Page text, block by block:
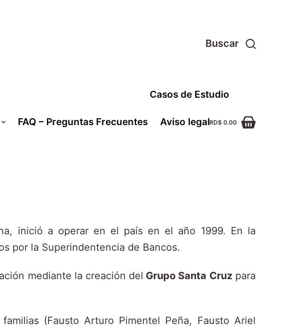
Buscar
Casos de Estudio
FAQ – Preguntas Frecuentes Aviso legalRD$ 0.00
inició a operar en el país en el año 1999. En la
por la Superindentencia de Bancos.
mediante la creación del Grupo Santa Cruzpara
(Fausto Arturo Pimentel Peña, Fausto Ariel